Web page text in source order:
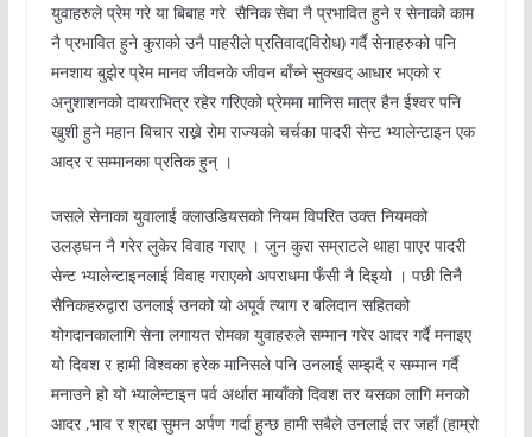
युवाहरुले प्रेम गरे या बिबाह गरे सैनिक सेवा नै प्रभावित हुने र सेनाको काम
नै प्रभावित हुने कुराको उनै पाहरीले प्रतिवाद(विरोध) गर्दै सेनाहरुको पनि
मनशाय बुझेर प्रेम मानव जीवनके जीवन बाँच्ने सुक्खद आधार भएको र
अनुशाशनको दायराभित्र रहेर गरिएको प्रेममा मानिस मात्र हैन ईश्वर पनि
खुशी हुने महान बिचार राख्ने रोम राज्यको चर्चका पादरी सेन्ट भ्यालेन्टाइन एक
आदर र सम्मानका प्रतिक हुन् ।
जसले सेनाका युवालाई क्लाउडियसको नियम विपरित उक्त नियमको
उलड्घन नै गरेर लुकेर विवाह गराए । जुन कुरा सम्राटले थाहा पाएर पादरी
सेन्ट भ्यालेन्टाइनलाई विवाह गराएको अपराधमा फँसी नै दिइयो । पछी तिनै
सैनिकहरुद्वारा उनलाई उनको यो अपूर्व त्याग र बलिदान सहितको
योगदानकालागि सेना लगायत रोमका युवाहरुले सम्मान गरेर आदर गर्दै मनाइए
यो दिवश र हामी विश्वका हरेक मानिसले पनि उनलाई सम्झदै र सम्मान गर्दै
मनाउने हो यो भ्यालेन्टाइन पर्व अर्थात मायाँको दिवश तर यसका लागि मनको
आदर ,भाव र श्रद्दा सुमन अर्पण गर्दा हुन्छ हामी सबैले उनलाई तर जहाँ (हाम्रो